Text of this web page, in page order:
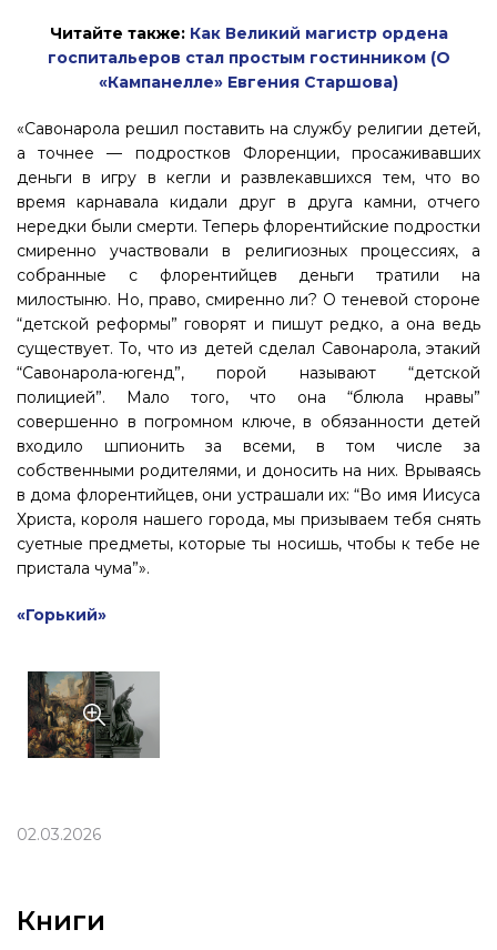
Читайте также: Как Великий магистр ордена
госпитальеров стал простым гостинником (О
«Кампанелле» Евгения Старшова)
«Савонарола решил поставить на службу религии детей,
а точнее — подростков Флоренции, просаживавших
деньги в игру в кегли и развлекавшихся тем, что во
время карнавала кидали друг в друга камни, отчего
нередки были смерти. Теперь флорентийские подростки
смиренно участвовали в религиозных процессиях, а
собранные с флорентийцев деньги тратили на
милостыню. Но, право, смиренно ли? О теневой стороне
“детской реформы” говорят и пишут редко, а она ведь
существует. То, что из детей сделал Савонарола, этакий
“Савонарола-югенд”, порой называют “детской
полицией”. Мало того, что она “блюла нравы”
совершенно в погромном ключе, в обязанности детей
входило шпионить за всеми, в том числе за
собственными родителями, и доносить на них. Врываясь
в дома флорентийцев, они устрашали их: “Во имя Иисуса
Христа, короля нашего города, мы призываем тебя снять
суетные предметы, которые ты носишь, чтобы к тебе не
пристала чума”».
«Горький»
02.03.2026
Книги